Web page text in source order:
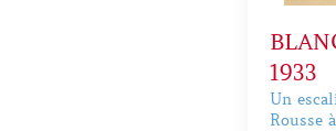
1933
Un
Rousse